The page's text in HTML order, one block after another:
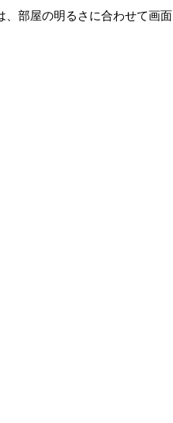
、部屋の明るさに合わせて画面